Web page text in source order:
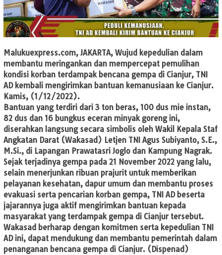
Malukuexpress.com, JAKARTA, Wujud kepedulian dalam
membantu meringankan dan mempercepat pemulihan
kondisi korban terdampak bencana gempa di Cianjur, TNI
AD kembali mengirimkan bantuan kemanusiaan ke Cianjur.
Kamis, (1/12/2022).
Bantuan yang terdiri dari 3 ton beras, 100 dus mie instan,
82 dus dan 16 bungkus eceran minyak goreng ini,
diserahkan langsung secara simbolis oleh Wakil Kepala Staf
Angkatan Darat (Wakasad) Letjen TNI Agus Subiyanto, S.E.,
M.Si., di Lapangan Prawatasri Joglo dan Kampung Nagrak.
Sejak terjadinya gempa pada 21 November 2022 yang lalu,
selain menerjunkan ribuan prajurit untuk memberikan
pelayanan kesehatan, dapur umum dan membantu proses
evakuasi serta pencarian korban gempa, TNI AD beserta
jajarannya juga aktif mengirimkan bantuan kepada
masyarakat yang terdampak gempa di Cianjur tersebut.
Wakasad berharap dengan komitmen serta kepedulian TNI
AD ini, dapat mendukung dan membantu pemerintah dalam
penanganan bencana gempa di Cianjur. (Dispenad)